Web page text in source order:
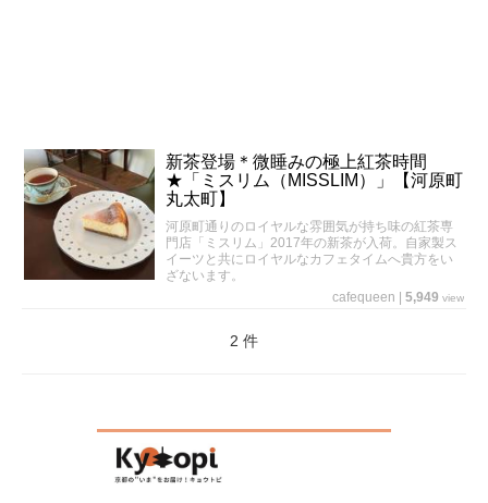
新茶登場＊微睡みの極上紅茶時間
★「ミスリム（MISSLIM）」【河原町
丸太町】
河原町通りのロイヤルな雰囲気が持ち味の紅茶専
門店「ミスリム」2017年の新茶が入荷。自家製ス
イーツと共にロイヤルなカフェタイムへ貴方をい
ざないます。
cafequeen
5,949 view
2 件